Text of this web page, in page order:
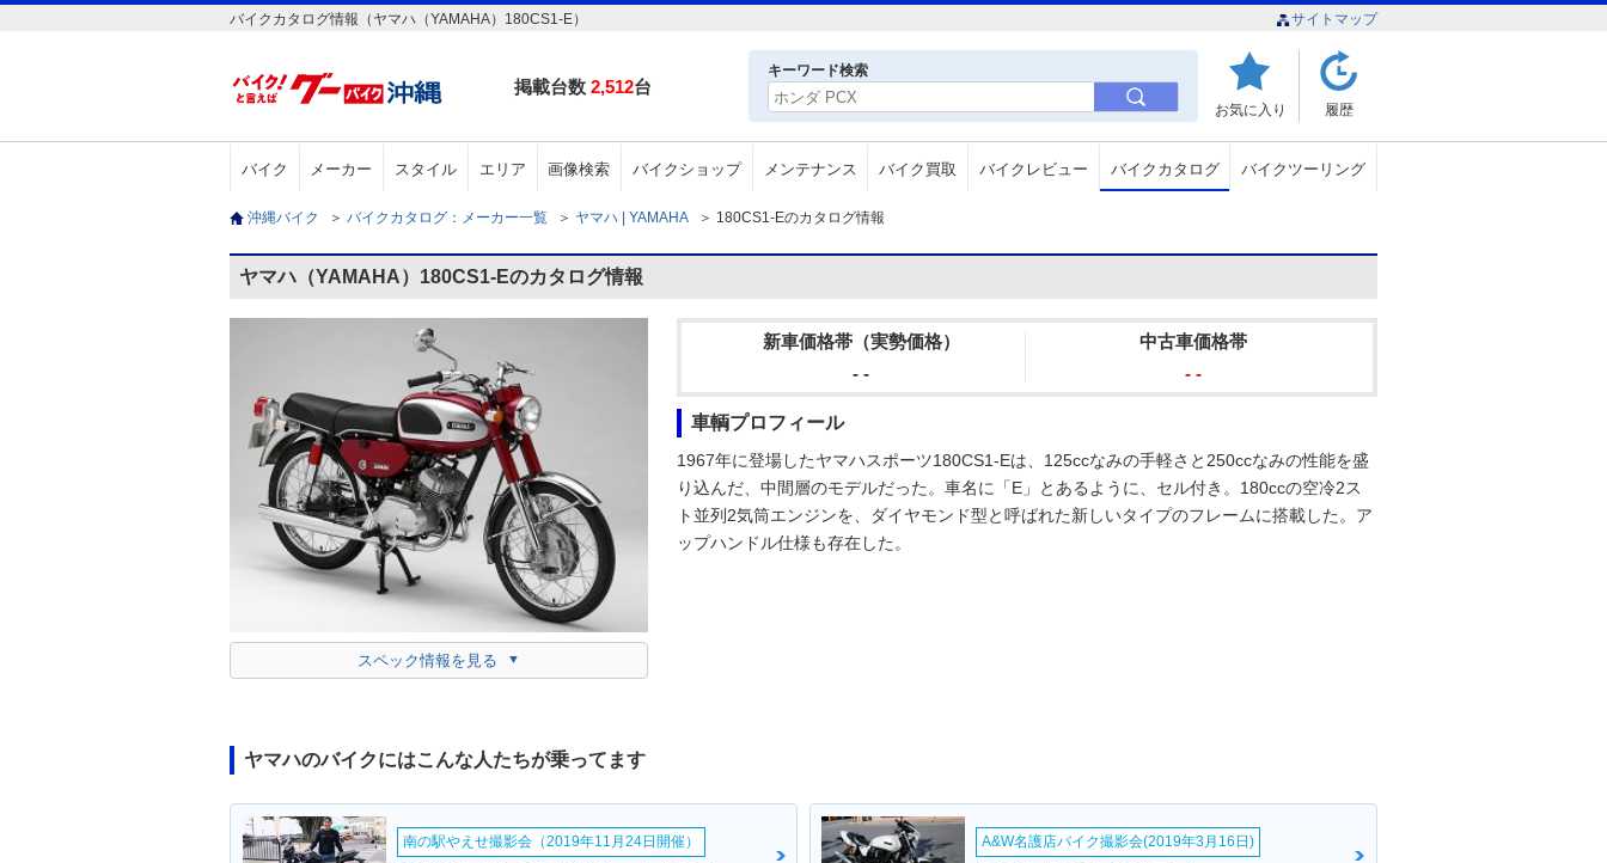
バイクカタログ情報（ヤマハ（YAMAHA）180CS1-E） サイトマップ
掲載台数 2,512台
キーワード検索
お気に入り 履歴
バイク メーカー スタイル エリア 画像検索 バイクショップ メンテナンス バイク買取 バイクレビュー バイクカタログ バイクツーリング
沖縄バイク ＞ バイクカタログ：メーカー一覧 ＞ ヤマハ | YAMAHA ＞ 180CS1-Eのカタログ情報
ヤマハ（YAMAHA）180CS1-Eのカタログ情報
スペック情報を見る
新車価格帯（実勢価格）
- -
中古車価格帯
- -
車輌プロフィール
1967年に登場したヤマハスポーツ180CS1-Eは、125ccなみの手軽さと250ccなみの性能を盛
り込んだ、中間層のモデルだった。車名に「E」とあるように、セル付き。180ccの空冷2ス
ト並列2気筒エンジンを、ダイヤモンド型と呼ばれた新しいタイプのフレームに搭載した。ア
ップハンドル仕様も存在した。
ヤマハのバイクにはこんな人たちが乗ってます
南の駅やえせ撮影会（2019年11月24日開催） A&W名護店バイク撮影会(2019年3月16日)